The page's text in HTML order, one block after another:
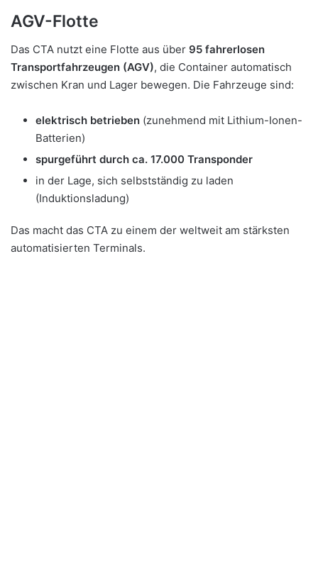
AGV-Flotte
Das CTA nutzt eine Flotte aus über 95 fahrerlosen
Transportfahrzeugen (AGV), die Container automatisch
zwischen Kran und Lager bewegen. Die Fahrzeuge sind:
elektrisch betrieben (zunehmend mit Lithium-Ionen-
Batterien)
spurgeführt durch ca. 17.000 Transponder
in der Lage, sich selbstständig zu laden
(Induktionsladung)
Das macht das CTA zu einem der weltweit am stärksten
automatisierten Terminals.